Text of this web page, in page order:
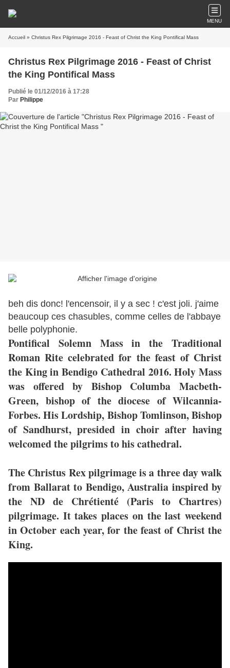
MENU
Accueil » Christus Rex Pilgrimage 2016 - Feast of Christ the King Pontifical Mass
Christus Rex Pilgrimage 2016 - Feast of Christ
the King Pontifical Mass
Publié le 01/12/2016 à 17:28
Par Philippe
beh dis donc! l'encensoir, il y a sec ! c'est joli. j'aime
beaucoup ces chasubles, comme celles de l'abbaye
belle polyphonie.
Pontifical Solemn Mass in the Traditional
Roman Rite celebrated for the feast of Christ
the King in Bendigo Cathedral 2016. Holy Mass
was offered by Bishop Columba Macbeth-
Green, bishop of the diocese of Wilcannia-
Forbes. His Lordship, Bishop Tomlinson, Bishop
of Sandhurst, presided in choir after having
welcomed the pilgrims to his cathedral.
The Christus Rex pilgrimage is a three day walk
from Ballarat to Bendigo, Australia inspired by
the ND de Chrétienté (Paris to Chartres)
pilgrimage. It takes places on the last weekend
in October each year, for the feast of Christ the
King.